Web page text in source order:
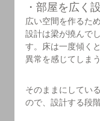
・部屋を広く
広い空間を作るた
設計は梁が撓んで
す。床は一度傾く
異常を感じてしま
そのままにしてい
ので、設計する段